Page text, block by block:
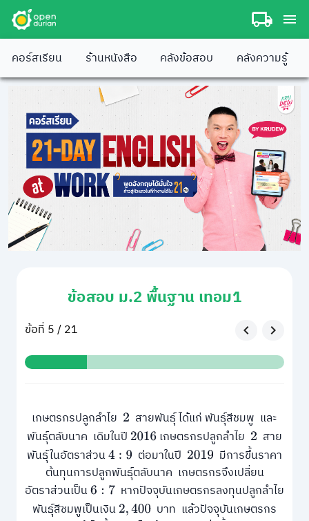
คอร์สเรียน ร้านหนังสือ คลังข้อสอบ คลังความรู้
ข้อสอบ ม.2 พื้นฐาน เทอม1
ข้อที่ 5 / 21
เกษตรกรปลูกลำไย 2 สายพันธุ์ ได้แก่ พันธุ์สีชมพู และ
พันธุ์ตลับนาค เดิมในปี 2016เกษตรกรปลูกลำไย 2 สาย
พันธุ์ในอัตราส่วน4 9 ต่อมาในปี 2019 มีการขึ้นราคา
ต้นทุนการปลูกพันธุ์ตลับนาค เกษตรกรจึงเปลี่ยน
อัตราส่วนเป็น6 7
หากปัจจุบันเกษตรกรลงทุนปลูกลำไย
พันธุ์สีชมพูเป็นเงิน2,400บาท แล้วปัจจุบันเกษตรกร